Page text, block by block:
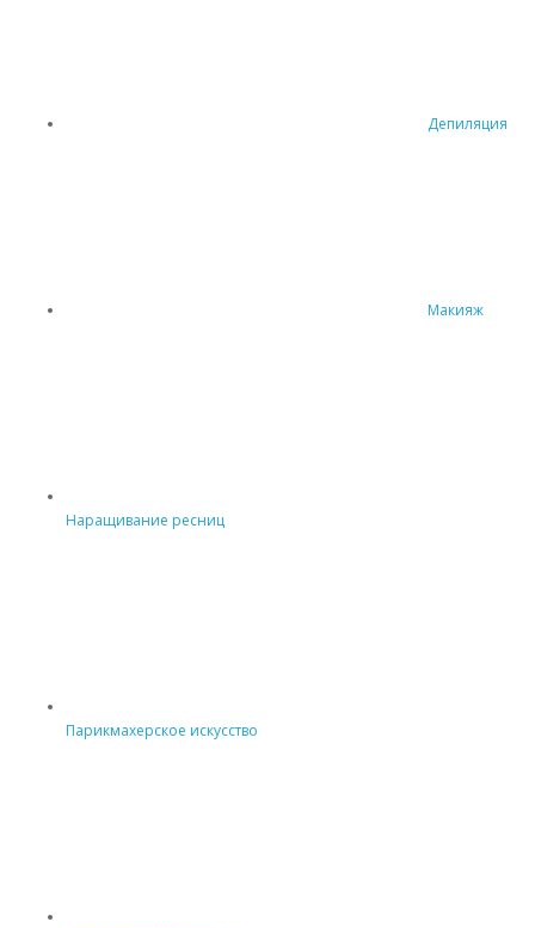
Депиляция
Макияж
Наращивание ресниц
Парикмахерское искусство